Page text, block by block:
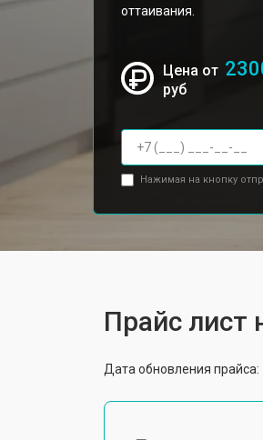
оттаивания.
Цена от
руб
Нажимая на кнопку
Прайс лист
Дата обновления прайса: